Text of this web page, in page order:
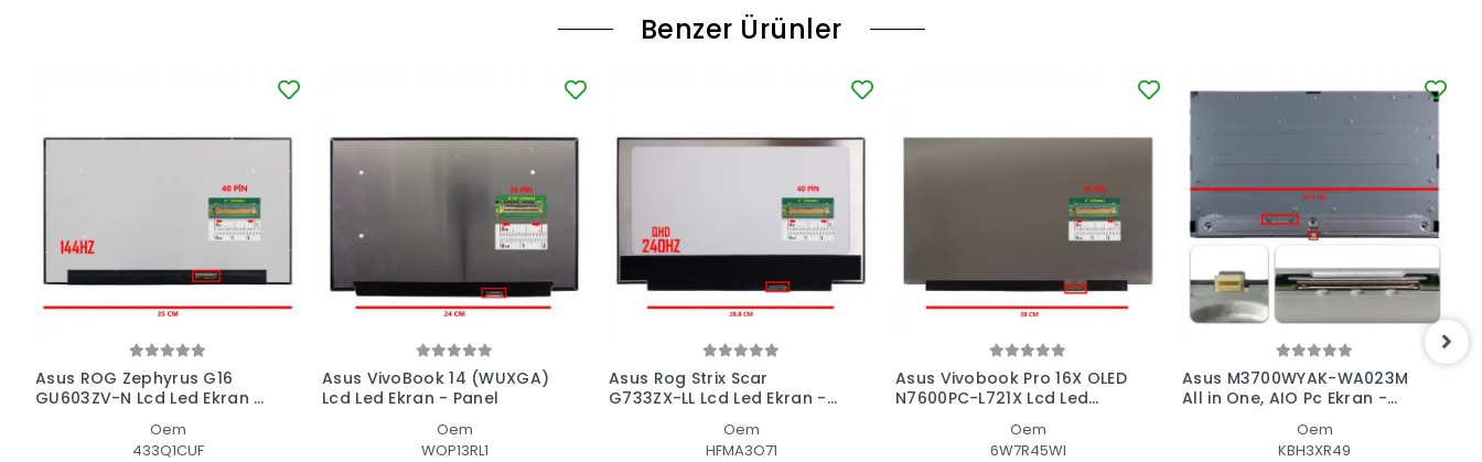
Benzer Ürünler
Asus ROG Zephyrus G16
GU603ZV-N Lcd Led Ekran -
Oem
433Q1CUF
Asus VivoBook 14 (WUXGA)
Lcd Led Ekran - Panel
Oem
WOP13RL1
Asus Rog Strix Scar
G733ZX-LL Lcd Led Ekran -
Oem
HFMA3O71
Asus Vivobook Pro 16X OLED
N7600PC-L721X Lcd Led
Oem
6W7R45WI
Asus M3700WYAK-WA023M
All in One, AIO Pc Ekran -
Oem
KBH3XR49